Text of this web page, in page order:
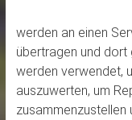
werden an einen
übertragen und
werden verwendet,
auszuwerten, um
zusammenzustellen